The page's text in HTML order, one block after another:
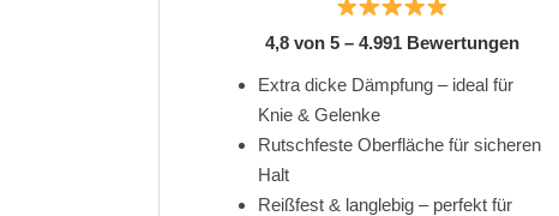
4,8 von 5 – 4.991 Bewertungen
Extra dicke Dämpfung – ideal für
Knie & Gelenke
Rutschfeste Oberfläche für sicheren
Halt
Reißfest & langlebig – perfekt für